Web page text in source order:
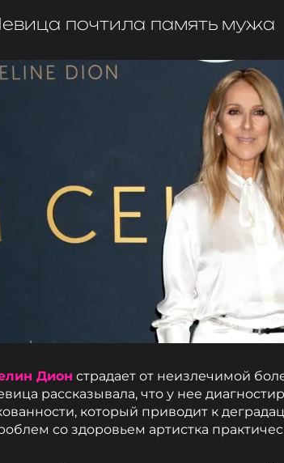
почтила память мужа
Дион страдает от неизлечимой
рассказывала, что у нее
который приводит к
со здоровьем артистка